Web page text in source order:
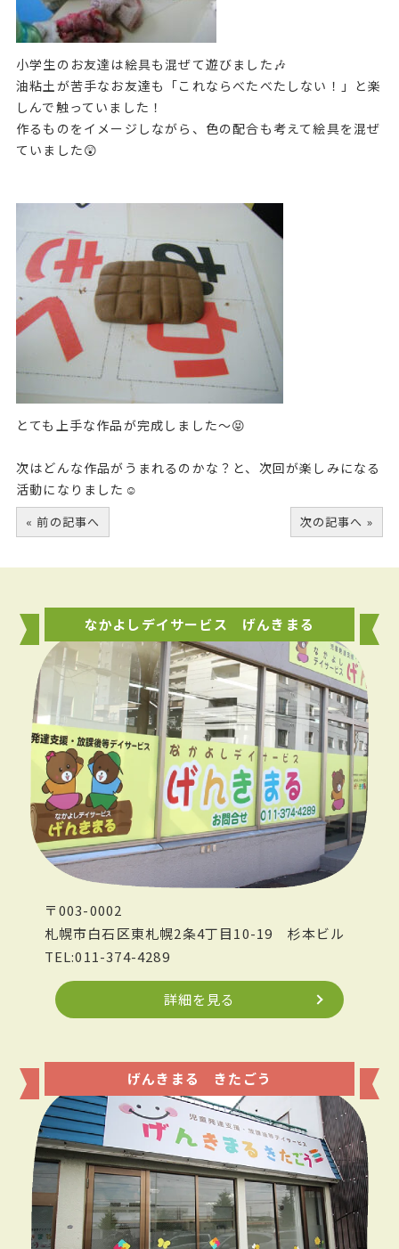
小学生のお友達は絵具も混ぜて遊びました🎶
油粘土が苦手なお友達も「これならべたべたしない！」と楽
しんで触っていました！
作るものをイメージしながら、色の配合も考えて絵具を混ぜ
ていました😲
とても上手な作品が完成しました～😝
次はどんな作品がうまれるのかな？と、次回が楽しみになる
活動になりました☺
« 前の記事へ 次の記事へ »
なかよしデイサービス げんきまる
〒003-0002
札幌市白石区東札幌2条4丁目10-19 杉本ビル
TEL:011-374-4289
詳細を見る
げんきまる きたごう